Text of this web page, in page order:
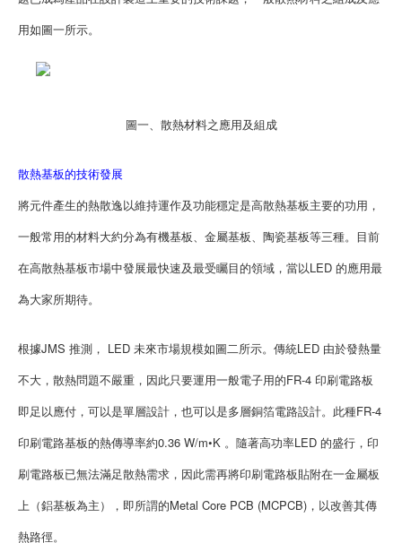
用如圖一所示。
圖一、散熱材料之應用及組成
散熱基板的技術發展
將元件產生的熱散逸以維持運作及功能穩定是高散熱基板主要的功用，
一般常用的材料大約分為有機基板、金屬基板、陶瓷基板等三種。目前
在高散熱基板市場中發展最快速及最受矚目的領域，當以LED 的應用最
為大家所期待。
根據JMS 推測， LED 未來市場規模如圖二所示。傳統LED 由於發熱量
不大，散熱問題不嚴重，因此只要運用一般電子用的FR-4 印刷電路板
即足以應付，可以是單層設計，也可以是多層銅箔電路設計。此種FR-4
印刷電路基板的熱傳導率約0.36 W/m•K 。隨著高功率LED 的盛行，印
刷電路板已無法滿足散熱需求，因此需再將印刷電路板貼附在一金屬板
上（鋁基板為主），即所謂的Metal Core PCB (MCPCB)，以改善其傳
熱路徑。